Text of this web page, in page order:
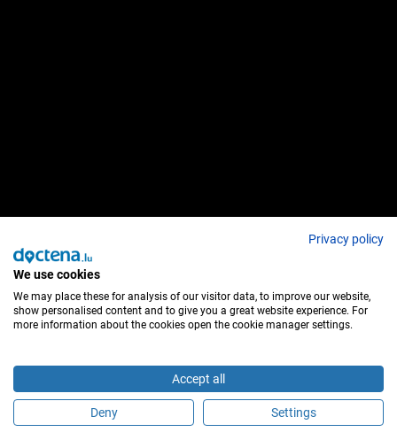
É este profissional de saúde?
Privacy policy
We use cookies
We may place these for analysis of our visitor data, to improve our website,
show personalised content and to give you a great website experience. For
more information about the cookies open the cookie manager settings.
Accept all
Deny Settings